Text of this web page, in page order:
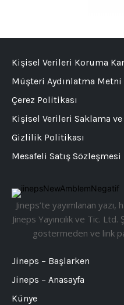
Jineps’te yayımlanan
Jineps Yayıncılık ve Tic.
göstermeden ve link
Jineps – Başlarken
Jineps – Anasayfa
Künye
Kişisel Verileri Koruma
Müşteri Aydınlatma Metni
Çerez Politikası
Kişisel Verileri Saklama
Gizlilik Politikası
Mesafeli Satış Sözleşmesi